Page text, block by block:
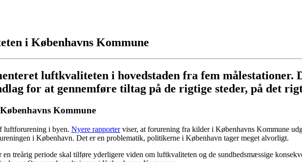
i Københavns Kommune
luftkvaliteten i hovedstaden fra fem målestationer.
for at gennemføre tiltag på de rigtige steder, på det
Kommune
luftforurening i byen. Nyere rapporterviser, at forurening fra kilder i Københavns Kommune
i København. Det er en problematik, politikerne i København tager meget alvorligt.
treårig periode skal tilføre yderligere viden om luftkvaliteten og de sundhedsmæssige